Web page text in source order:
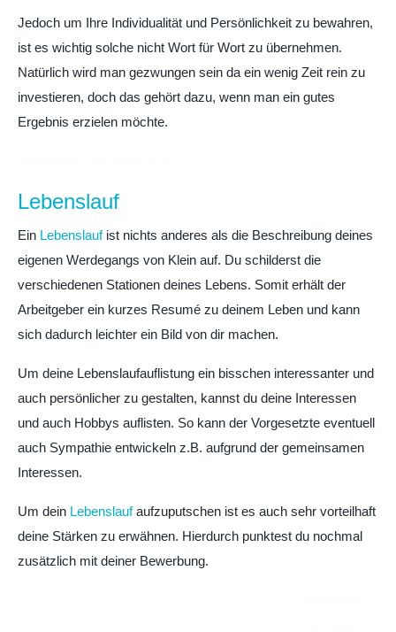
Jedoch um Ihre Individualität und Persönlichkeit zu bewahren,
ist es wichtig solche nicht Wort für Wort zu übernehmen.
Natürlich wird man gezwungen sein da ein wenig Zeit rein zu
investieren, doch das gehört dazu, wenn man ein gutes
Ergebnis erzielen möchte.
Lebenslauf
Ein Lebenslaufist nichts anderes als die Beschreibung deines
eigenen Werdegangs von Klein auf. Du schilderst die
verschiedenen Stationen deines Lebens. Somit erhält der
Arbeitgeber ein kurzes Resumé zu deinem Leben und kann
sich dadurch leichter ein Bild von dir machen.
Um deine Lebenslaufauflistung ein bisschen interessanter und
auch persönlicher zu gestalten, kannst du deine Interessen
und auch Hobbys auflisten. So kann der Vorgesetzte eventuell
auch Sympathie entwickeln z.B. aufgrund der gemeinsamen
Interessen.
Um dein Lebenslaufaufzuputschen ist es auch sehr vorteilhaft
deine Stärken zu erwähnen. Hierdurch punktest du nochmal
zusätzlich mit deiner Bewerbung.